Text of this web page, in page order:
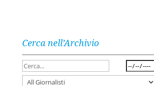
Cerca nell’Archivio